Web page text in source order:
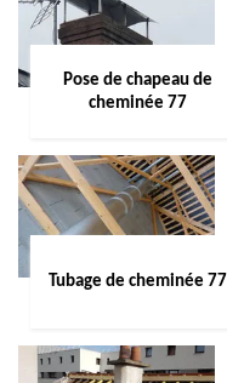
Pose de chapeau de
cheminée 77
Tubage de cheminée 77